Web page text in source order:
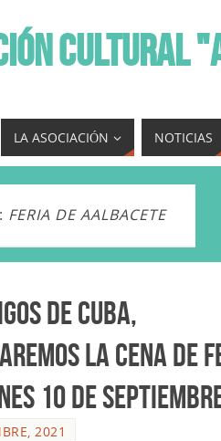
CULTURAL
LA ASOCIACIÓN NOTICIAS
FERIA DE AALBACETE
de Cuba,
la Cena de
10 de
2021